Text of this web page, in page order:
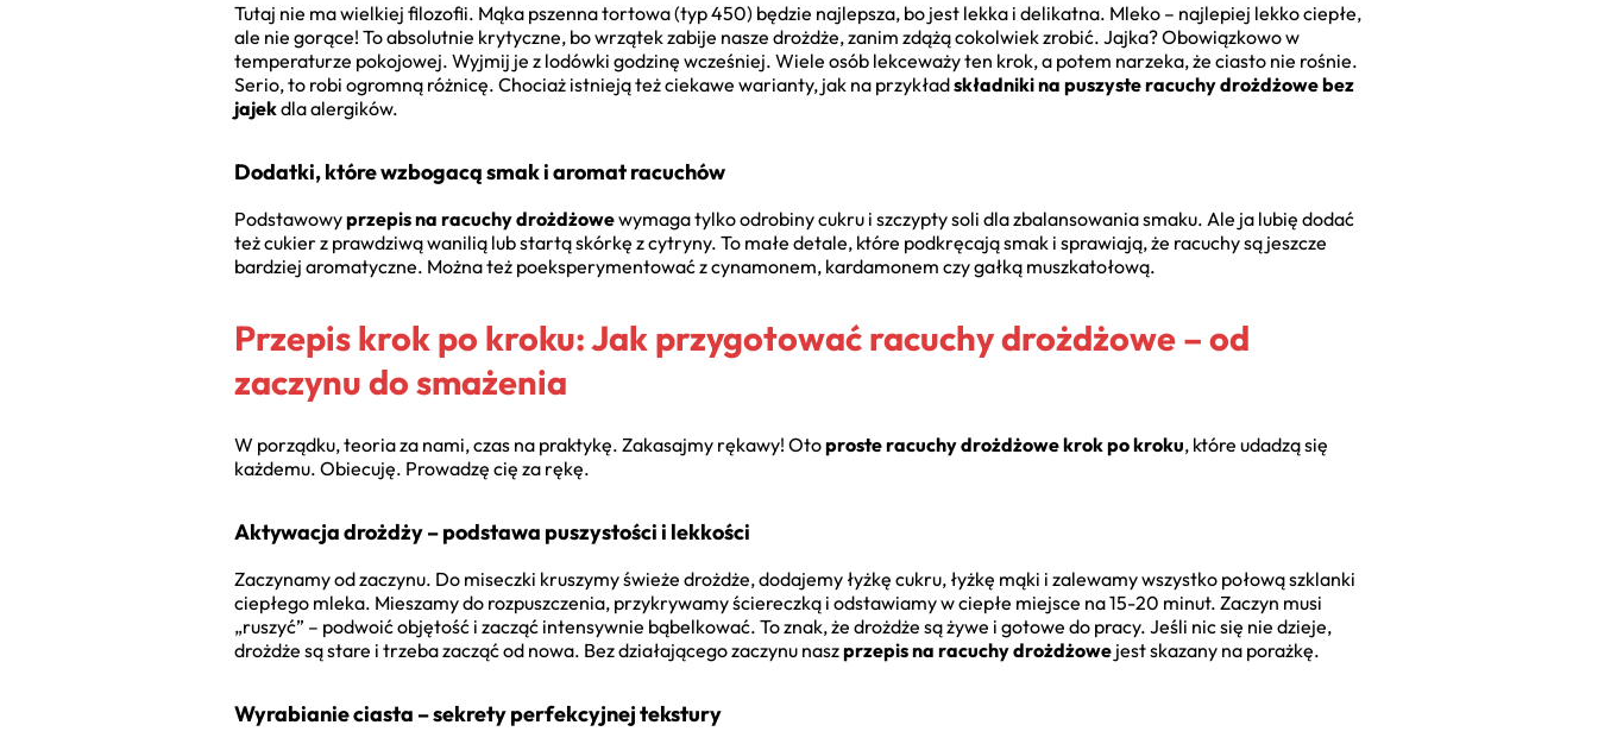
Tutaj nie ma wielkiej filozofii. Mąka pszenna tortowa (typ 450) będzie najlepsza, bo jest lekka i delikatna. Mleko – najlepiej lekko ciepłe,
ale nie gorące! To absolutnie krytyczne, bo wrzątek zabije nasze drożdże, zanim zdążą cokolwiek zrobić. Jajka? Obowiązkowo w
temperaturze pokojowej. Wyjmij je z lodówki godzinę wcześniej. Wiele osób lekceważy ten krok, a potem narzeka, że ciasto nie rośnie.
Serio, to robi ogromną różnicę. Chociaż istnieją też ciekawe warianty, jak na przykładskładniki na puszyste racuchy drożdżowe bez
jajekdla alergików.
Dodatki, które wzbogacą smak i aromat racuchów
Podstawowyprzepis na racuchy drożdżowewymaga tylko odrobiny cukru i szczypty soli dla zbalansowania smaku. Ale ja lubię dodać
też cukier z prawdziwą wanilią lub startą skórkę z cytryny. To małe detale, które podkręcają smak i sprawiają, że racuchy są jeszcze
bardziej aromatyczne. Można też poeksperymentować z cynamonem, kardamonem czy gałką muszkatołową.
Przepis krok po kroku: Jak przygotować racuchy drożdżowe – od
zaczynu do smażenia
W porządku, teoria za nami, czas na praktykę. Zakasajmy rękawy! Otoproste racuchy drożdżowe krok po kroku, które udadzą się
każdemu. Obiecuję. Prowadzę cię za rękę.
Aktywacja drożdży – podstawa puszystości i lekkości
Zaczynamy od zaczynu. Do miseczki kruszymy świeże drożdże, dodajemy łyżkę cukru, łyżkę mąki i zalewamy wszystko połową szklanki
ciepłego mleka. Mieszamy do rozpuszczenia, przykrywamy ściereczką i odstawiamy w ciepłe miejsce na 15-20 minut. Zaczyn musi
„ruszyć” – podwoić objętość i zacząć intensywnie bąbelkować. To znak, że drożdże są żywe i gotowe do pracy. Jeśli nic się nie dzieje,
drożdże są stare i trzeba zacząć od nowa. Bez działającego zaczynu naszprzepis na racuchy drożdżowe jest skazany na porażkę.
Wyrabianie ciasta – sekrety perfekcyjnej tekstury